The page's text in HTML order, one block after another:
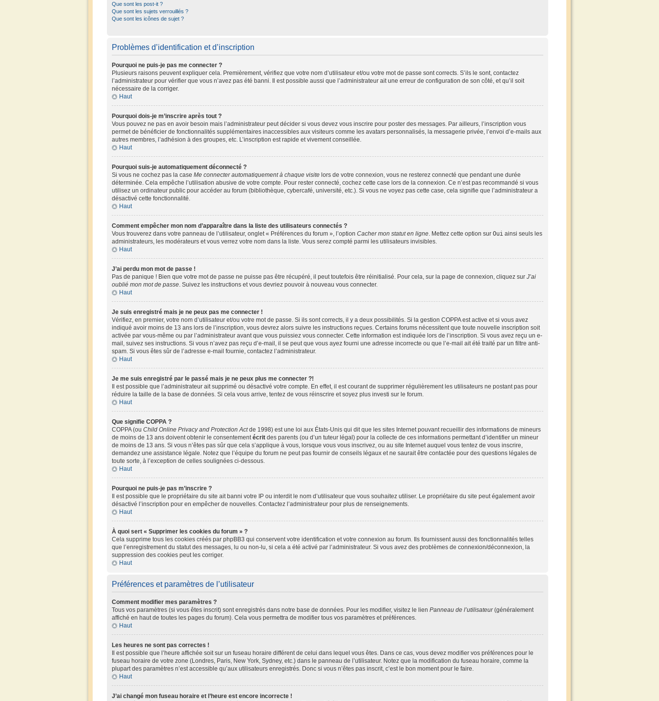
Que sont les post-it ?
Que sont les sujets verrouillés ?
Que sont les icônes de sujet ?
Problèmes d’identification et d’inscription
Pourquoi ne puis-je pas me connecter ?
Plusieurs raisons peuvent expliquer cela. Premièrement, vérifiez que votre nom d’utilisateur et/ou votre mot de passe sont corrects. S’ils le sont, contactez
l’administrateur pour vérifier que vous n’avez pas été banni. Il est possible aussi que l’administrateur ait une erreur de configuration de son côté, et qu’il soit
nécessaire de la corriger.
Haut
Pourquoi dois-je m’inscrire après tout ?
Vous pouvez ne pas en avoir besoin mais l’administrateur peut décider si vous devez vous inscrire pour poster des messages. Par ailleurs, l’inscription vous
permet de bénéficier de fonctionnalités supplémentaires inaccessibles aux visiteurs comme les avatars personnalisés, la messagerie privée, l’envoi d’e-mails aux
autres membres, l’adhésion à des groupes, etc. L’inscription est rapide et vivement conseillée.
Haut
Pourquoi suis-je automatiquement déconnecté ?
Si vous ne cochez pas la case Me connecter automatiquement à chaque visite lors de votre connexion, vous ne resterez connecté que pendant une durée
déterminée. Cela empêche l’utilisation abusive de votre compte. Pour rester connecté, cochez cette case lors de la connexion. Ce n’est pas recommandé si vous
utilisez un ordinateur public pour accéder au forum (bibliothèque, cybercafé, université, etc.). Si vous ne voyez pas cette case, cela signifie que l’administrateur a
désactivé cette fonctionnalité.
Haut
Comment empêcher mon nom d’apparaître dans la liste des utilisateurs connectés ?
Vous trouverez dans votre panneau de l’utilisateur, onglet « Préférences du forum », l’option Cacher mon statut en ligne. Mettez cette option sur Oui ainsi seuls les
administrateurs, les modérateurs et vous verrez votre nom dans la liste. Vous serez compté parmi les utilisateurs invisibles.
Haut
J’ai perdu mon mot de passe !
Pas de panique ! Bien que votre mot de passe ne puisse pas être récupéré, il peut toutefois être réinitialisé. Pour cela, sur la page de connexion, cliquez sur J’ai
oublié mon mot de passe. Suivez les instructions et vous devriez pouvoir à nouveau vous connecter.
Haut
Je suis enregistré mais je ne peux pas me connecter !
Vérifiez, en premier, votre nom d’utilisateur et/ou votre mot de passe. Si ils sont corrects, il y a deux possibilités. Si la gestion COPPA est active et si vous avez
indiqué avoir moins de 13 ans lors de l’inscription, vous devrez alors suivre les instructions reçues. Certains forums nécessitent que toute nouvelle inscription soit
activée par vous-même ou par l’administrateur avant que vous puissiez vous connecter. Cette information est indiquée lors de l’inscription. Si vous avez reçu un e-
mail, suivez ses instructions. Si vous n’avez pas reçu d’e-mail, il se peut que vous ayez fourni une adresse incorrecte ou que l’e-mail ait été traité par un filtre anti-
spam. Si vous êtes sûr de l’adresse e-mail fournie, contactez l’administrateur.
Haut
Je me suis enregistré par le passé mais je ne peux plus me connecter ?!
Il est possible que l’administrateur ait supprimé ou désactivé votre compte. En effet, il est courant de supprimer régulièrement les utilisateurs ne postant pas pour
réduire la taille de la base de données. Si cela vous arrive, tentez de vous réinscrire et soyez plus investi sur le forum.
Haut
Que signifie COPPA ?
COPPA (ou Child Online Privacy and Protection Actde 1998) est une loi aux États-Unis qui dit que les sites Internet pouvant recueillir des informations de mineurs
de moins de 13 ans doivent obtenir le consentementécrit des parents (ou d’un tuteur légal) pour la collecte de ces informations permettant d’identifier un mineur
de moins de 13 ans. Si vous n’êtes pas sûr que cela s’applique à vous, lorsque vous vous inscrivez, ou au site Internet auquel vous tentez de vous inscrire,
demandez une assistance légale. Notez que l’équipe du forum ne peut pas fournir de conseils légaux et ne saurait être contactée pour des questions légales de
toute sorte, à l’exception de celles soulignées ci-dessous.
Haut
Pourquoi ne puis-je pas m’inscrire ?
Il est possible que le propriétaire du site ait banni votre IP ou interdit le nom d’utilisateur que vous souhaitez utiliser. Le propriétaire du site peut également avoir
désactivé l’inscription pour en empêcher de nouvelles. Contactez l’administrateur pour plus de renseignements.
Haut
À quoi sert « Supprimer les cookies du forum » ?
Cela supprime tous les cookies créés par phpBB3 qui conservent votre identification et votre connexion au forum. Ils fournissent aussi des fonctionnalités telles
que l’enregistrement du statut des messages, lu ou non-lu, si cela a été activé par l’administrateur. Si vous avez des problèmes de connexion/déconnexion, la
suppression des cookies peut les corriger.
Haut
Préférences et paramètres de l’utilisateur
Comment modifier mes paramètres ?
Tous vos paramètres (si vous êtes inscrit) sont enregistrés dans notre base de données. Pour les modifier, visitez le lien Panneau de l’utilisateur(généralement
affiché en haut de toutes les pages du forum). Cela vous permettra de modifier tous vos paramètres et préférences.
Haut
Les heures ne sont pas correctes !
Il est possible que l’heure affichée soit sur un fuseau horaire différent de celui dans lequel vous êtes. Dans ce cas, vous devez modifier vos préférences pour le
fuseau horaire de votre zone (Londres, Paris, New York, Sydney, etc.) dans le panneau de l’utilisateur. Notez que la modification du fuseau horaire, comme la
plupart des paramètres n’est accessible qu’aux utilisateurs enregistrés. Donc si vous n’êtes pas inscrit, c’est le bon moment pour le faire.
Haut
J’ai changé mon fuseau horaire et l’heure est encore incorrecte !